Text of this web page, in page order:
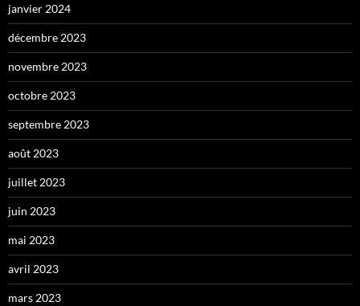
janvier 2024
décembre 2023
novembre 2023
octobre 2023
septembre 2023
août 2023
juillet 2023
juin 2023
mai 2023
avril 2023
mars 2023